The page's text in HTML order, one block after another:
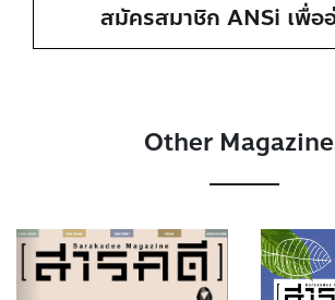
สมัครสมาชิก ANSi เพื่อ
Other